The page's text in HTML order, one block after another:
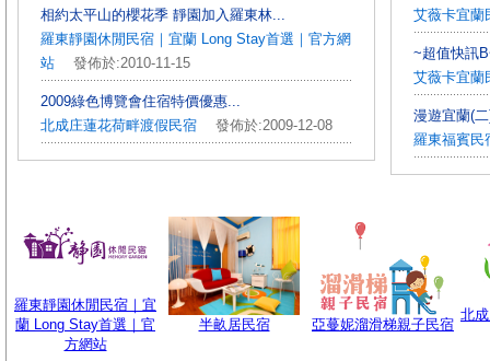
相約太平山的櫻花季 靜園加入羅東林...
羅東靜園休閒民宿｜宜蘭 Long Stay首選｜官方網
站 發佈於:2010-11-15
2009綠色博覽會住宿特價優惠...
北成庄蓮花荷畔渡假民宿 發佈於:2009-12-08
艾薇卡宜蘭
~超值快訊
艾薇卡宜蘭
漫遊宜蘭(
羅東福賓
羅東靜園休閒民宿｜宜
蘭 Long Stay首選｜官
方網站
半畝居民宿 亞蔓妮溜滑梯親子民宿
北